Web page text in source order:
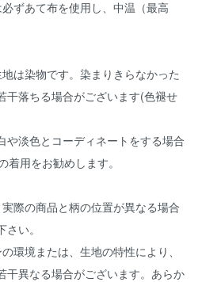
ずあて布を使用し、中温（最高
は染物です。染まりきらなかった
干落ちる場合がございます(色褪せ
や淡色とコーディネートをする場合
用をお勧めします。
際の商品と柄の位置が異なる場合
い。
環境または、生地の特性により、
干異なる場合がございます。あらか